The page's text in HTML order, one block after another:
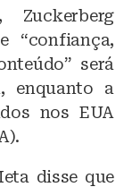
“confiança,
será
enquanto a
nos EUA
disse que